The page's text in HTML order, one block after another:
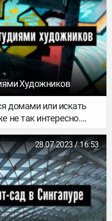
19, которые
мира.
Художников
домами или искать
не так интересно.
Рассказываем, как
Residency Swap.
28.07.2023 / 16:53